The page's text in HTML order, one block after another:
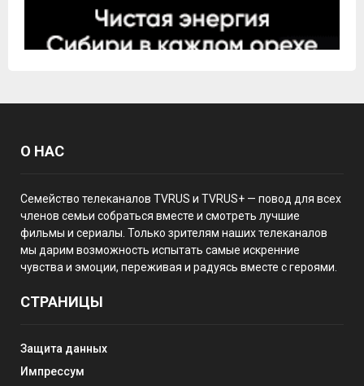
О НАС
Семейство телеканалов TVRUS и TVRUS+ — повод для всех
членов семьи собраться вместе и смотреть лучшие
фильмы и сериалы. Только зрителям наших телеканалов
мы дарим возможность испытать самые искренние
чувства и эмоции, переживая и радуясь вместе с героями.
СТРАНИЦЫ
Защита данных
Импрессум